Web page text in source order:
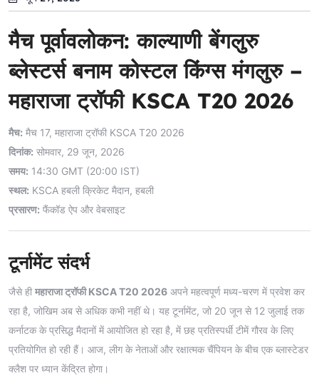
मैच पूर्वावलोकन: काल्याणी बेंगलुरु
ब्लेस्टर्स बनाम कोस्टल किंग्स मंगलुरु –
महाराजा ट्रॉफी KSCA T20 2026
मैच: मैच 17, महाराजा ट्रॉफी KSCA T20 2026
दिनांक: सोमवार, 29 जून, 2026
समय: 14:30 GMT (20:00 IST)
स्थल: KSCA हबली क्रिकेट मैदान, हबली
प्रसारण: फैंकॉड ऐप और वेबसाइट
टूर्नामेंट संदर्भ
जैसे ही महाराजा ट्रॉफी KSCA T20 2026 अपने महत्वपूर्ण मध्य-चरण में प्रवेश कर
रहा है, जोखिम अब से अधिक कभी नहीं थे। यह टूर्नामेंट, जो 20 जून से 12 जुलाई तक
कर्नाटक के प्रसिद्ध मैदानों में आयोजित हो रहा है, में छह प्रतिस्पर्धी टीमें गौरव के लिए
प्रतियोगित हो रही हैं। आज, लीग के नेताओं और रक्षात्मक चैंपियन के बीच एक ब्लास्टेडर
क्लैश पर ध्यान केंद्रित होगा।